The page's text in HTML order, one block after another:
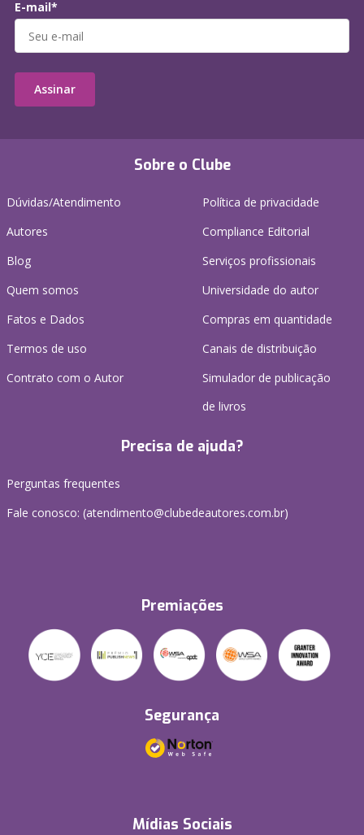
Sobre o Clube
Dúvidas/Atendimento
Autores
Blog
Quem somos
Fatos e Dados
Termos de uso
Contrato com o Autor
Política de privacidade
Compliance Editorial
Serviços profissionais
Universidade do autor
Compras em quantidade
Canais de distribuição
Simulador de publicação
de livros
Precisa de ajuda?
Perguntas frequentes
Fale conosco: (atendimento@clubedeautores.com.br)
Premiações
Segurança
Mídias Sociais
E-mail*
Assinar